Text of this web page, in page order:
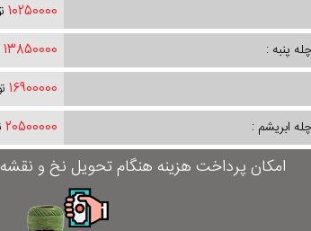
10250000
پنبه :
13850000
16900000
ابریشم :
20500000
امکان پرداخت هزینه هنگام تحویل نخ و